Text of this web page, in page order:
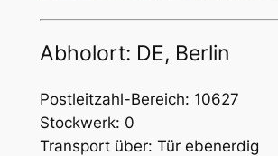
Abholort: DE, Berlin
Postleitzahl-Bereich: 10627
Stockwerk: 0
Transport über: Tür ebenerdig